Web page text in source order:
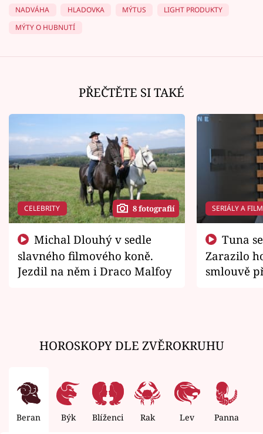
NADVÁHA
HLADOVKA MÝTUS
LIGHT PRODUKTY
MÝTY O HUBNUTÍ
PŘEČTĚTE SI TAKÉ
CELEBRITY 8 fotografií
slavného filmového koně.
Jezdil na něm i Draco Malfoy
SERIÁLY A
Zarazilo
smlouvě
HOROSKOPY DLE ZVĚROKRUHU
Beran Býk Blíženci Rak Lev Panna